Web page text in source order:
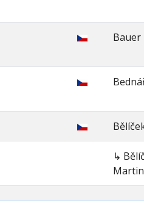
Bauer
↳